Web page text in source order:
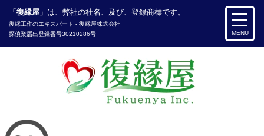
「 復縁屋 」は、弊社の社名、及び、登録商標です。
復縁工作のエキスパート - 復縁屋株式会社
探偵業届出登録番号30210286号
MENU